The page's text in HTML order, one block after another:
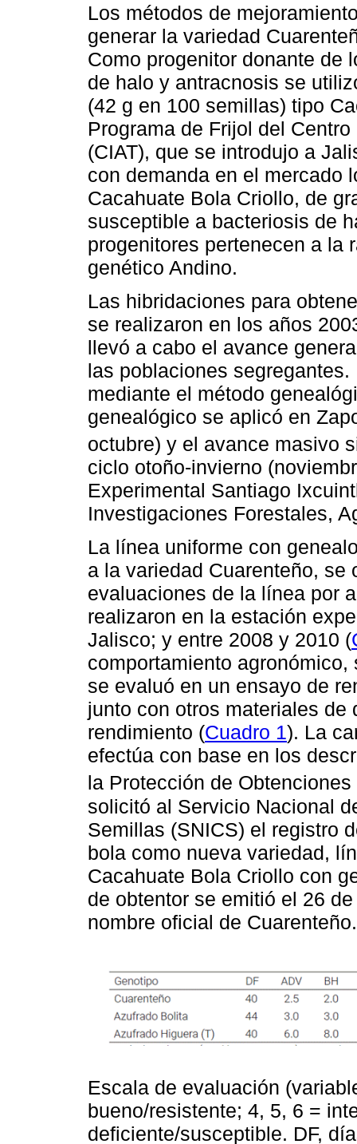
Los métodos de
generar la variedad
Como progenitor donante de
de halo y antracnosis se
(42 g en 100 semillas) tipo
Programa de Frijol del
(CIAT), que se introdujo a
con demanda en el mercado
Cacahuate Bola Criollo, de
susceptible a bacteriosis de
progenitores pertenecen a la
genético Andino.
Las hibridaciones para
se realizaron en los años
llevó a cabo el avance
las poblaciones
mediante el método
genealógico se aplicó en
octubre) y el avance masivo
ciclo otoño-invierno
Experimental Santiago
Investigaciones Forestales,
La línea uniforme con
a la variedad Cuarenteño, se
evaluaciones de la línea por
realizaron en la estación
Jalisco; y entre 2008 y 2010 (
comportamiento
se evaluó en un ensayo de
junto con otros materiales de
rendimiento (Cuadro 1). La
efectúa con base en los
la Protección de
solicitó al Servicio Nacional
Semillas (SNICS) el registro
bola como nueva variedad,
Cacahuate Bola Criollo con
de obtentor se emitió el 26
nombre oficial de Cuarenteño.
Escala de evaluación
bueno/resistente; 4, 5, 6 =
deficiente/susceptible. DF,